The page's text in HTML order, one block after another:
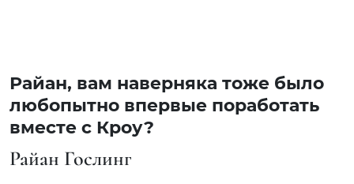
Райан, вам наверняка тоже было
любопытно впервые поработать
вместе с Кроу?
Райан Гослинг